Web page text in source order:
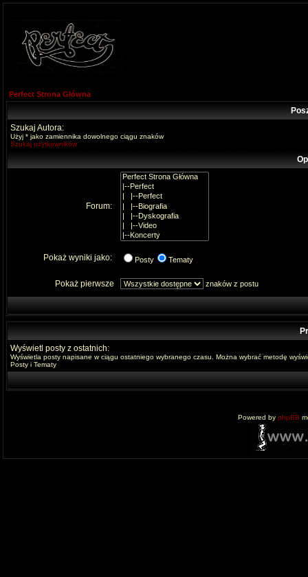
Perfect Strona Główna
Szukaj Autora:
Użyj * jako zamiennika dowolnego ciągu znaków
Szukaj użytkowników
Forum:
Pokaż wyniki jako: Posty Tematy
Pokaż pierwsze znaków z postu
Wyświetl posty z ostatnich:
Wyświetla posty napisane w ciągu ostatniego wybranego czasu. Można wybrać metodę
Posty i Tematy
Powered by phpBB